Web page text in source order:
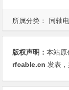
所属分类： 同轴
版权声明：本站原
rfcable.cn 发表，